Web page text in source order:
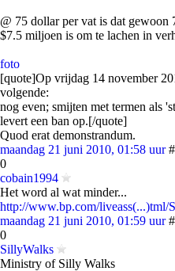
@ 75 dollar per vat is dat
$7.5 miljoen is om te lachen in
foto
[quote]Op vrijdag 14 november
volgende:
nog even; smijten met termen als
levert een ban op.[/quote]
Quod erat demonstrandum.
maandag 21 juni 2010, 01:58 uur
0
cobain1994
Het word al wat minder...
http://www.bp.com/liveass(...)tml/
maandag 21 juni 2010, 01:59 uur
0
SillyWalks
Ministry of Silly Walks